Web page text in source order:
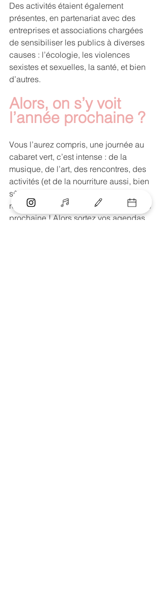
Des activités étaient également
présentes, en partenariat avec des
entreprises et associations chargées
de sensibiliser les publics à diverses
causes : l’écologie, les violences
sexistes et sexuelles, la santé, et bien
d’autres.
Alors, on s’y voit
l’année prochaine ?
Vous l’aurez compris, une journée au
cabaret vert, c’est intense : de la
musique, de l’art, des rencontres, des
activités (et de la nourriture aussi, bien
sûr). Une chose est sûre, c’est que le
rendez-vous est déjà noté pour l’année
prochaine ! Alors sortez vos agendas,